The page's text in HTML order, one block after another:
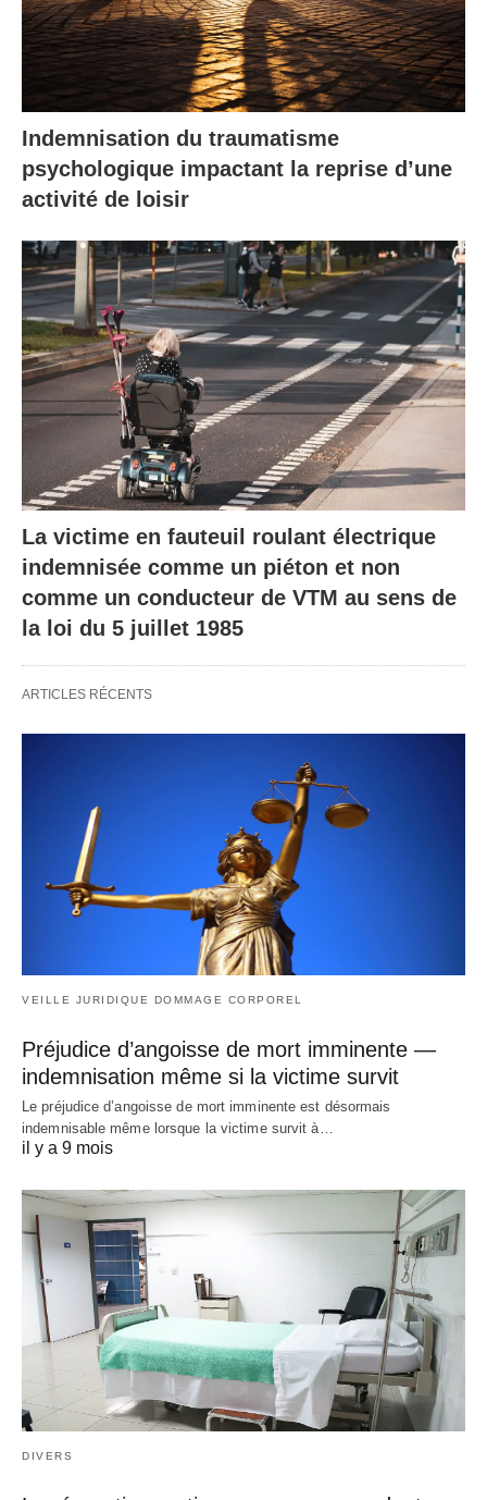
Indemnisation du traumatisme
psychologique impactant la reprise d’une
activité de loisir
La victime en fauteuil roulant électrique
indemnisée comme un piéton et non
comme un conducteur de VTM au sens de
la loi du 5 juillet 1985
ARTICLES RÉCENTS
VEILLE JURIDIQUE DOMMAGE CORPOREL
Préjudice d’angoisse de mort imminente —
indemnisation même si la victime survit
Le préjudice d’angoisse de mort imminente est désormais
indemnisable même lorsque la victime survit à…
il y a 9 mois
DIVERS